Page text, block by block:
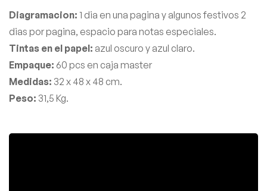
Diagramacion: 1 dia en una pagina y algunos festivos 2
dias por pagina, espacio para notas especiales.
Tintas en el papel: azul oscuro y azul claro.
Empaque: 60 pcs en caja master
Medidas: 32 x 48 x 48 cm.
Peso: 31,5 Kg.